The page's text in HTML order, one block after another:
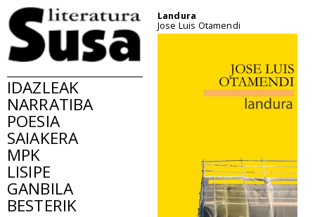
IDAZLEAK
NARRATIBA
POESIA
SAIAKERA
MPK
LISIPE
GANBILA
BESTERIK
Landura
Jose Luis Otamendi